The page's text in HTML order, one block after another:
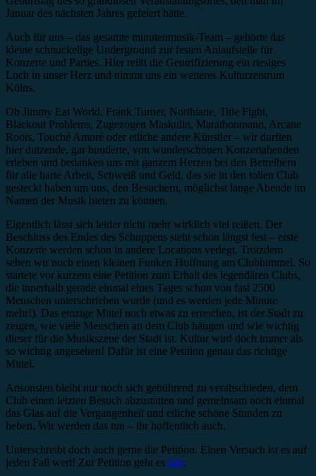
Januar des nächsten Jahres gefeiert hätte.
Auch für uns – das gesamte minutenmusik-Team – gehörte das
kleine schnuckelige Underground zur festen Anlaufstelle für
Konzerte und Parties. Hier reißt die Gentrifizierung ein riesiges
Loch in unser Herz und nimmt uns ein weiteres Kulturzentrum
Kölns.
Ob Jimmy Eat World, Frank Turner, Northlane, Title Fight,
Blackout Problems, Zugezogen Maskulin, Marathonmann, Arcane
Roots, Touché Amoré oder etliche andere Künstler – wir durften
hier dutzende, gar hunderte, von wunderschönen Konzertabenden
erleben und bedanken uns mit ganzem Herzen bei den Betreibern
für alle harte Arbeit, Schweiß und Geld, das sie in den tollen Club
gesteckt haben um uns, den Besuchern, möglichst lange Abende im
Namen der Musik bieten zu können.
Eigentlich lässt sich leider nicht mehr wirklich viel reißen. Der
Beschluss des Endes des Schuppens steht schon längst fest – erste
Konzerte werden schon in andere Locations verlegt. Trotzdem
sehen wir noch einen kleinen Funken Hoffnung am Clubhimmel. So
startete vor kurzem eine Petition zum Erhalt des legendären Clubs,
die innerhalb gerade einmal eines Tages schon von fast 2500
Menschen unterschrieben wurde (und es werden jede Minute
mehr!). Das einzige Mittel noch etwas zu erreichen, ist der Stadt zu
zeigen, wie viele Menschen an dem Club hängen und wie wichtig
dieser für die Musikszene der Stadt ist. Kultur wird doch immer als
so wichtig angesehen! Dafür ist eine Petition genau das richtige
Mittel.
Ansonsten bleibt nur noch sich gebührend zu verabschieden, dem
Club einen letzten Besuch abzustatten und gemeinsam noch einmal
das Glas auf die Vergangenheit und etliche schöne Stunden zu
heben. Wir werden das tun – ihr hoffentlich auch.
Unterschreibt doch auch gerne die Petition. Einen Versuch ist es auf
jeden Fall wert! Zur Petition geht es hier.